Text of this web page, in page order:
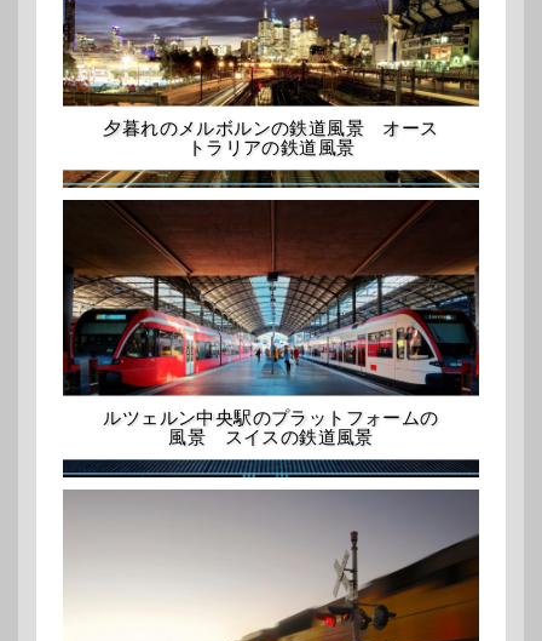
夕暮れのメルボルンの鉄道風景 オース
トラリアの鉄道風景
ルツェルン中央駅のプラットフォームの
風景 スイスの鉄道風景